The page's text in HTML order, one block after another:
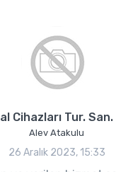
Cihazları Tur. San.
Alev Atakulu
26 Aralık 2023, 15:33